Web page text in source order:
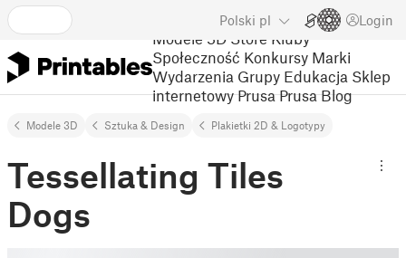
Polski pl Login
Modele 3D Store Kluby
Społeczność Konkursy Marki
Wydarzenia Grupy Edukacja Sklep
internetowy Prusa Prusa Blog
Modele 3D Sztuka & Design Plakietki 2D & Logotypy
Tessellating Tiles
Dogs